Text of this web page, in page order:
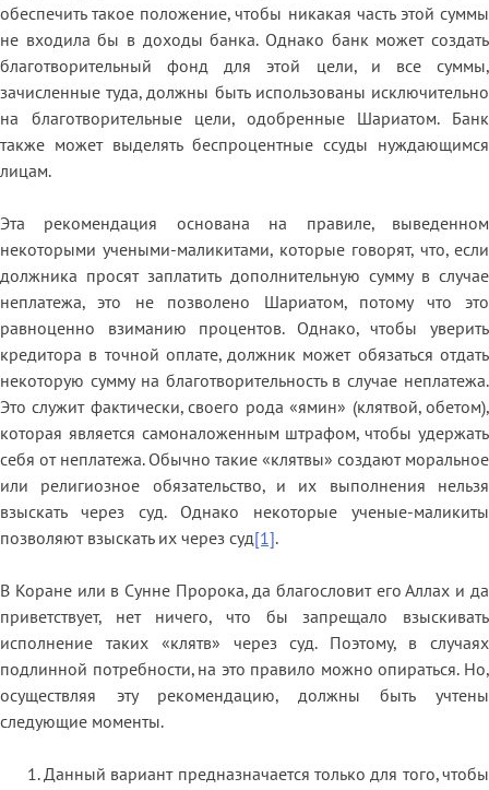
обеспечить такое положение, чтобы никакая часть этой суммы
не входила бы в доходы банка. Однако банк может создать
благотворительный фонд для этой цели, и все суммы,
зачисленные туда, должны быть использованы исключительно
на благотворительные цели, одобренные Шариатом. Банк
также может выделять беспроцентные ссуды нуждающимся
лицам.
Эта рекомендация основана на правиле, выведенном
некоторыми учеными-маликитами, которые говорят, что, если
должника просят заплатить дополнительную сумму в случае
неплатежа, это не позволено Шариатом, потому что это
равноценно взиманию процентов. Однако, чтобы уверить
кредитора в точной оплате, должник может обязаться отдать
некоторую сумму на благотворительность в случае неплатежа.
Это служит фактически, своего рода «ямин» (клятвой, обетом),
которая является самоналоженным штрафом, чтобы удержать
себя от неплатежа. Обычно такие «клятвы» создают моральное
или религиозное обязательство, и их выполнения нельзя
взыскать через суд. Однако некоторые ученые-маликиты
позволяют взыскать их через суд[1].
В Коране или в Сунне Пророка, да благословит его Аллах и да
приветствует, нет ничего, что бы запрещало взыскивать
исполнение таких «клятв» через суд. Поэтому, в случаях
подлинной потребности, на это правило можно опираться. Но,
осуществляя эту рекомендацию, должны быть учтены
следующие моменты.
Данный вариант предназначается только для того, чтобы